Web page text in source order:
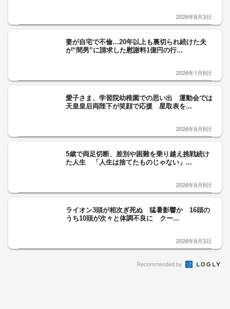
2026年8月3日
妻が自宅で不倫…20年以上も裏切られ続けた夫
が“間男”に請求した慰謝料1億円の行...
2026年1月8日
愛子さま、学習院幼稚園での思い出 運動会では
天皇皇后両陛下が笑顔で応援 星取表を...
2026年8月8日
5歳で両足切断、差別や困難を乗り越え挑戦続け
た人生 「人生は捨てたものじゃない」...
2026年8月8日
ライオン3頭が相次ぎ死ぬ 猛暑影響か 16頭の
うち10頭が次々と体調不良に クー...
2026年8月3日
Recommended by